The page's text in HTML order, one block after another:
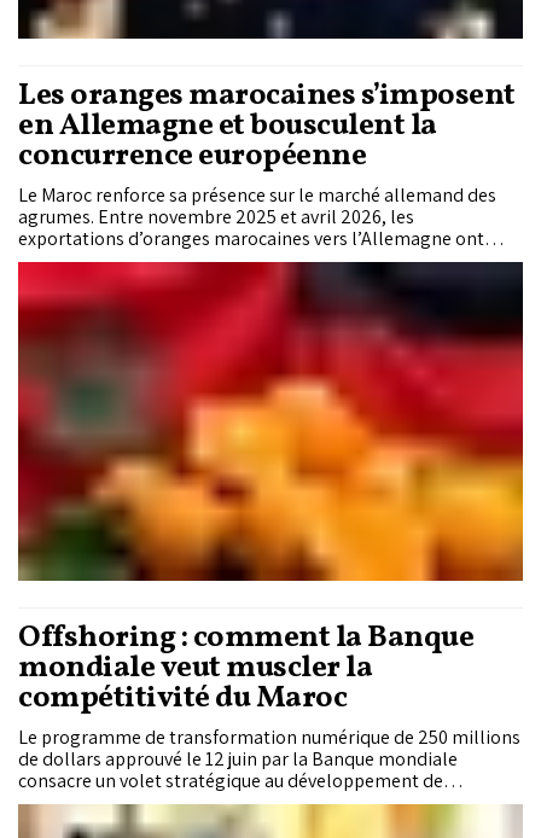
Les oranges marocaines s’imposent
en Allemagne et bousculent la
concurrence européenne
Le Maroc renforce sa présence sur le marché allemand des
agrumes. Entre novembre 2025 et avril 2026, les
exportations d’oranges marocaines vers l’Allemagne ont
atteint un niveau inédit, permettant au Royaume de dépasser
l’Égypte et de se rapprocher du cercle des cinq principaux
fournisseurs de ce marché stratégique en Europe.
Offshoring : comment la Banque
mondiale veut muscler la
compétitivité du Maroc
Le programme de transformation numérique de 250 millions
de dollars approuvé le 12 juin par la Banque mondiale
consacre un volet stratégique au développement de
l’Offshoring marocain, secteur clé de l’emploi. Dans un
contexte marqué par l’évolution de la réglementation